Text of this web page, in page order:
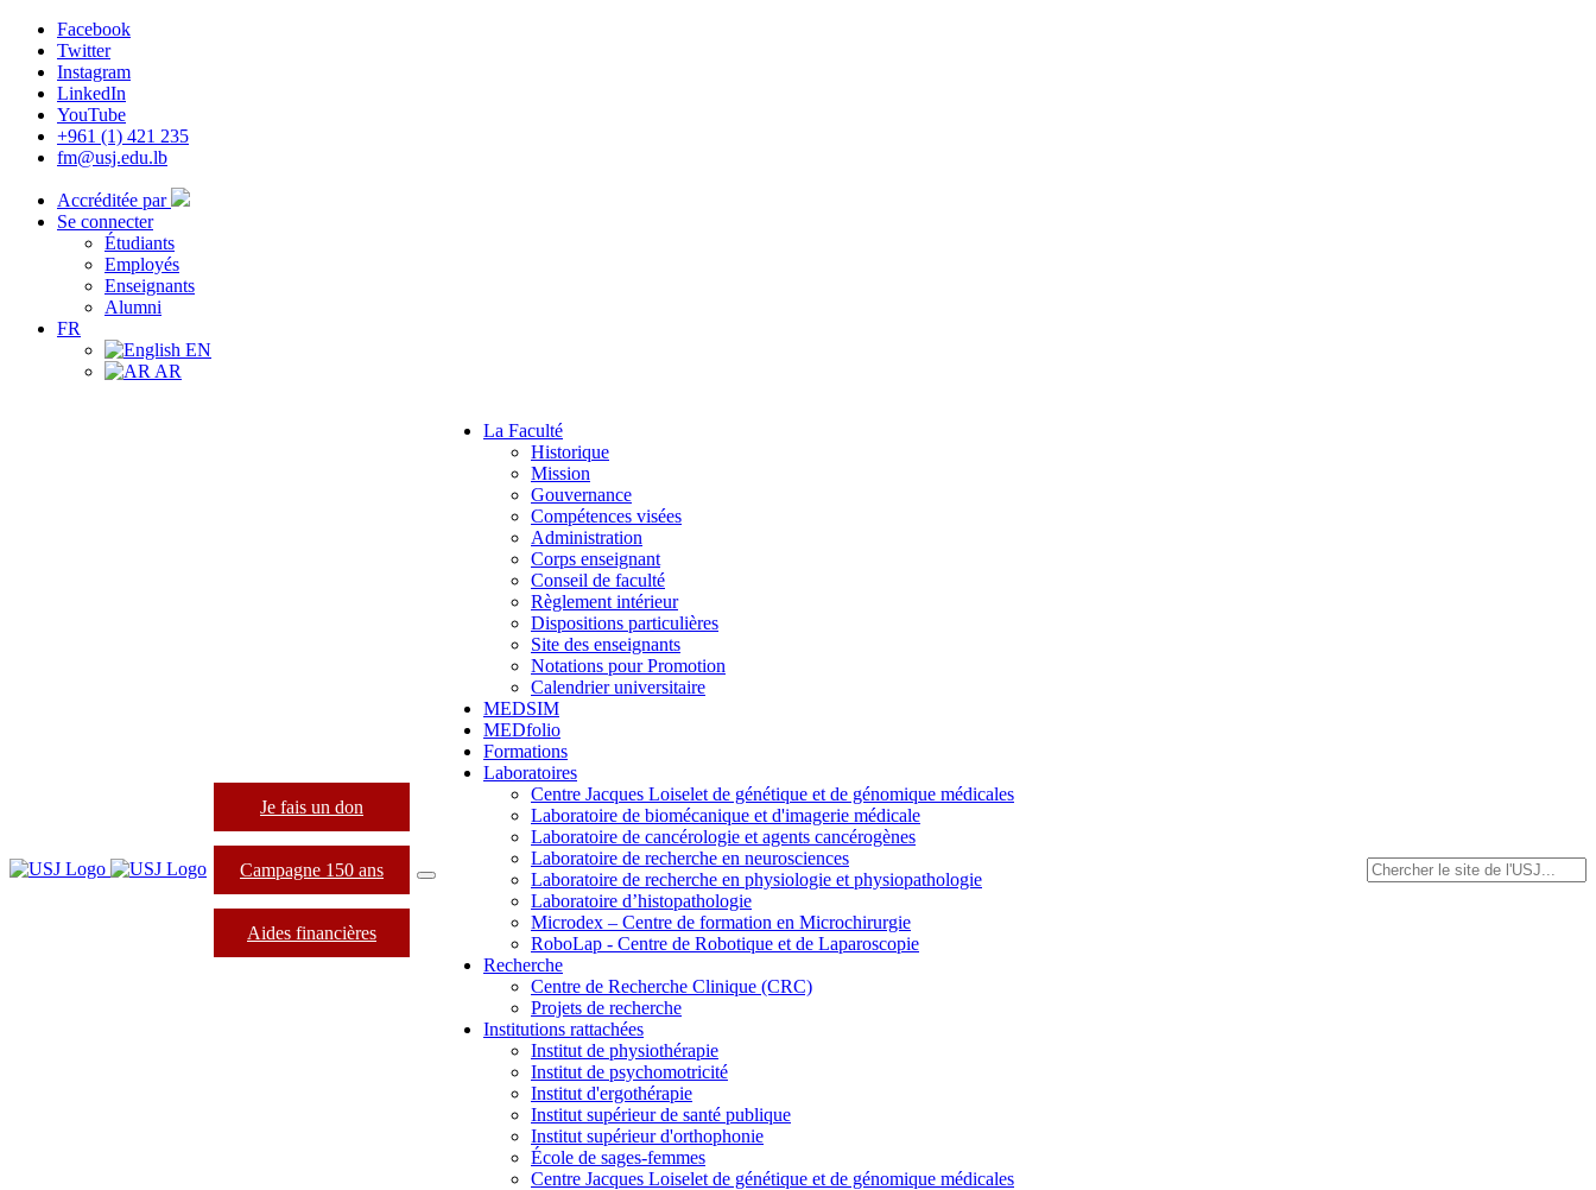
Facebook
Twitter
Instagram
LinkedIn
YouTube
+961 (1) 421 235
fm@usj.edu.lb
Accréditée par
Se connecter
Étudiants
Employés
Enseignants
Alumni
FR
EN
AR
Je fais un don
Campagne 150 ans
Aides financières
La Faculté
Historique
Mission
Gouvernance
Compétences visées
Administration
Corps enseignant
Conseil de faculté
Règlement intérieur
Dispositions particulières
Site des enseignants
Notations pour Promotion
Calendrier universitaire
MEDSIM
MEDfolio
Formations
Laboratoires
Centre Jacques Loiselet de génétique et de génomique médicales
Laboratoire de biomécanique et d'imagerie médicale
Laboratoire de cancérologie et agents cancérogènes
Laboratoire de recherche en neurosciences
Laboratoire de recherche en physiologie et physiopathologie
Laboratoire d’histopathologie
Microdex – Centre de formation en Microchirurgie
RoboLap - Centre de Robotique et de Laparoscopie
Recherche
Centre de Recherche Clinique (CRC)
Projets de recherche
Institutions rattachées
Institut de physiothérapie
Institut de psychomotricité
Institut d'ergothérapie
Institut supérieur de santé publique
Institut supérieur d'orthophonie
École de sages-femmes
Centre Jacques Loiselet de génétique et de génomique médicales